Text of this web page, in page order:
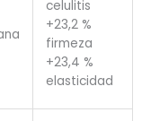
celulitis
+23,2 %
firmeza
+23,4 %
elasticidad